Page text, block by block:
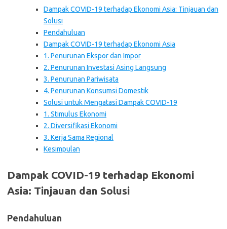
Dampak COVID-19 terhadap Ekonomi Asia: Tinjauan dan
Solusi
Pendahuluan
Dampak COVID-19 terhadap Ekonomi Asia
1. Penurunan Ekspor dan Impor
2. Penurunan Investasi Asing Langsung
3. Penurunan Pariwisata
4. Penurunan Konsumsi Domestik
Solusi untuk Mengatasi Dampak COVID-19
1. Stimulus Ekonomi
2. Diversifikasi Ekonomi
3. Kerja Sama Regional
Kesimpulan
Dampak COVID-19 terhadap Ekonomi
Asia: Tinjauan dan Solusi
Pendahuluan